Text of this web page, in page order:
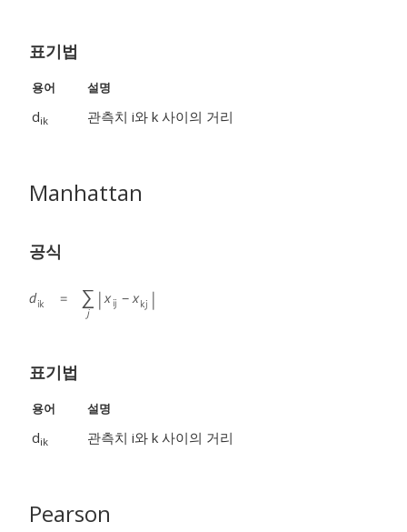
표기법
용어 설명
dik 관측치 i와 k 사이의 거리
Manhattan
공식
표기법
용어 설명
dik 관측치 i와 k 사이의 거리
Pearson